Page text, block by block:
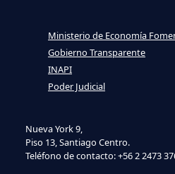
Nueva York 9,
Piso 13, Santiago Centro.
Teléfono de contacto: +56 2 2473
Ministerio de Economía
Gobierno Transparente
INAPI
Poder Judicial